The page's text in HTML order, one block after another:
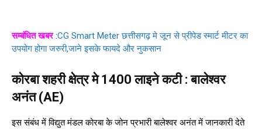
सम्बंधित खबर:CG Smart Meter छत्तीसगढ़ मे जून से प्रीपेड स्मार्ट मीटर का
उपयोग होगा जरुरी,जाने इसके फायदे और नुकसान
कोरबा शहरी क्षेत्र मे 1400 लाइने कटी : बालेश्वर
अनंत (AE)
इस संबंध में विद्युत मंडल कोरबा के जोन प्रभारी बालेश्वर अनंत में जानकारी देते